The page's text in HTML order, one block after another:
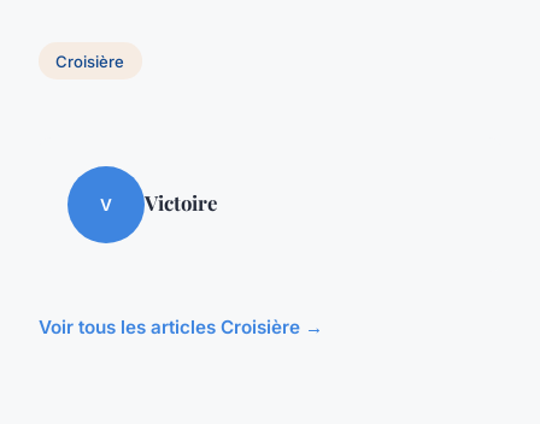
Croisière
V Victoire
Voir tous les articles Croisière →